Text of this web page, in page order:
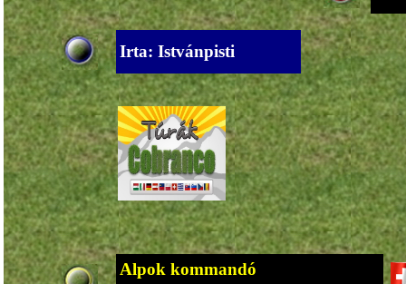
Irta: Istvánpisti
Alpok kommandó